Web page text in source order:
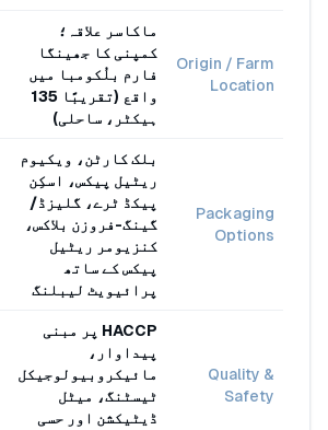
Origin / Farm
Location
ماکاسر علاقہ؛
کمپنی کا جھینگا
فارم بلُکومبا میں
واقع (تقریبًا 135
ہیکٹر، ساحلی)
Packaging
Options
بلک کارٹن، ویکیوم
ریٹیل پیکس، اسکِن
پیکڈ ٹرے، گلیزڈ/
گینگ-فروزن بلاکس،
کنزیومر ریٹیل
پیکس کے ساتھ
پرائیویٹ لیبلنگ
Quality &
Safety
HACCP پر مبنی
پیداوار،
مائیکروبیولوجیکل
ٹیسٹنگ، میٹل
ڈیٹیکشن اور حسی